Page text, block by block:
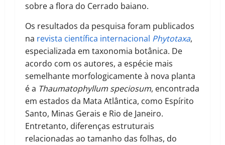
sobre a flora do Cerrado baiano.
Os resultados da pesquisa foram publicados
na revista científica internacional Phytotaxa,
especializada em taxonomia botânica. De
acordo com os autores, a espécie mais
semelhante morfologicamente à nova planta
é a Thaumatophyllum speciosum, encontrada
em estados da Mata Atlântica, como Espírito
Santo, Minas Gerais e Rio de Janeiro.
Entretanto, diferenças estruturais
relacionadas ao tamanho das folhas, do